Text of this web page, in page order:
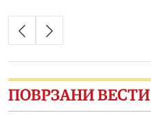
ПОВРЗАНИ ВЕСТИ